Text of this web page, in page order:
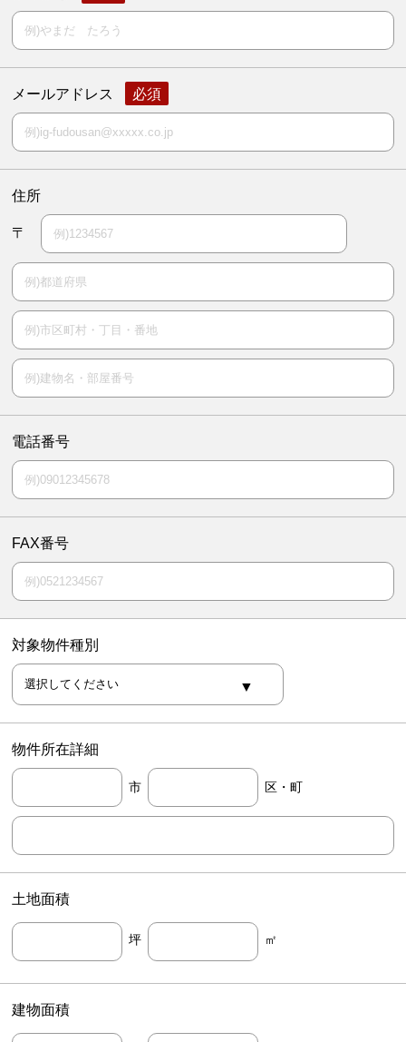
メールアドレス
住所
〒
電話番号
FAX番号
対象物件種別
物件所在詳細
市 区・町
土地面積
坪 ㎡
建物面積